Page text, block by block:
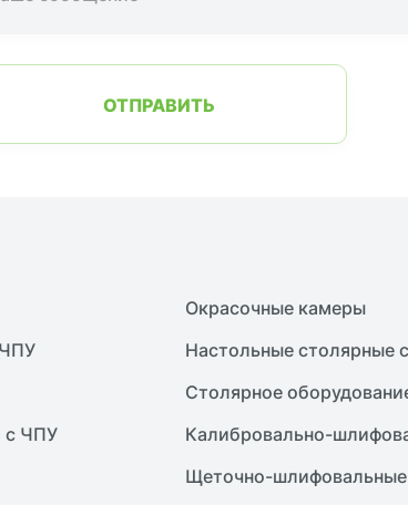
ОТПРАВИТЬ
с ЧПУ
Окрасочные камеры
Настольные столярные
Столярное
Калибровально-
Щеточно-шлифовальные